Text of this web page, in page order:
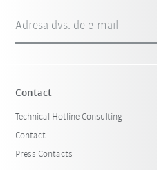
Adresa dvs. de e-mail
Contact
Technical Hotline Consulting
Contact
Press Contacts